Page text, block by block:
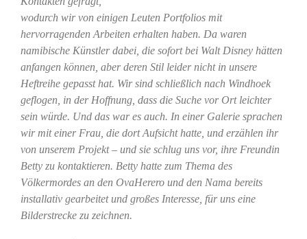
wodurch wir von einigen Leuten Portfolios mit
hervorragenden Arbeiten erhalten haben. Da waren
namibische Künstler dabei, die sofort bei Walt Disney hätten
anfangen können, aber deren Stil leider nicht in unsere
Heftreihe gepasst hat. Wir sind schließlich nach Windhoek
geflogen, in der Hoffnung, dass die Suche vor Ort leichter
sein würde. Und das war es auch. In einer Galerie sprachen
wir mit einer Frau, die dort Aufsicht hatte, und erzählen ihr
von unserem Projekt – und sie schlug uns vor, ihre Freundin
Betty zu kontaktieren. Betty hatte zum Thema des
Völkermordes an den OvaHerero und den Nama bereits
installativ gearbeitet und großes Interesse, für uns eine
Bilderstrecke zu zeichnen.